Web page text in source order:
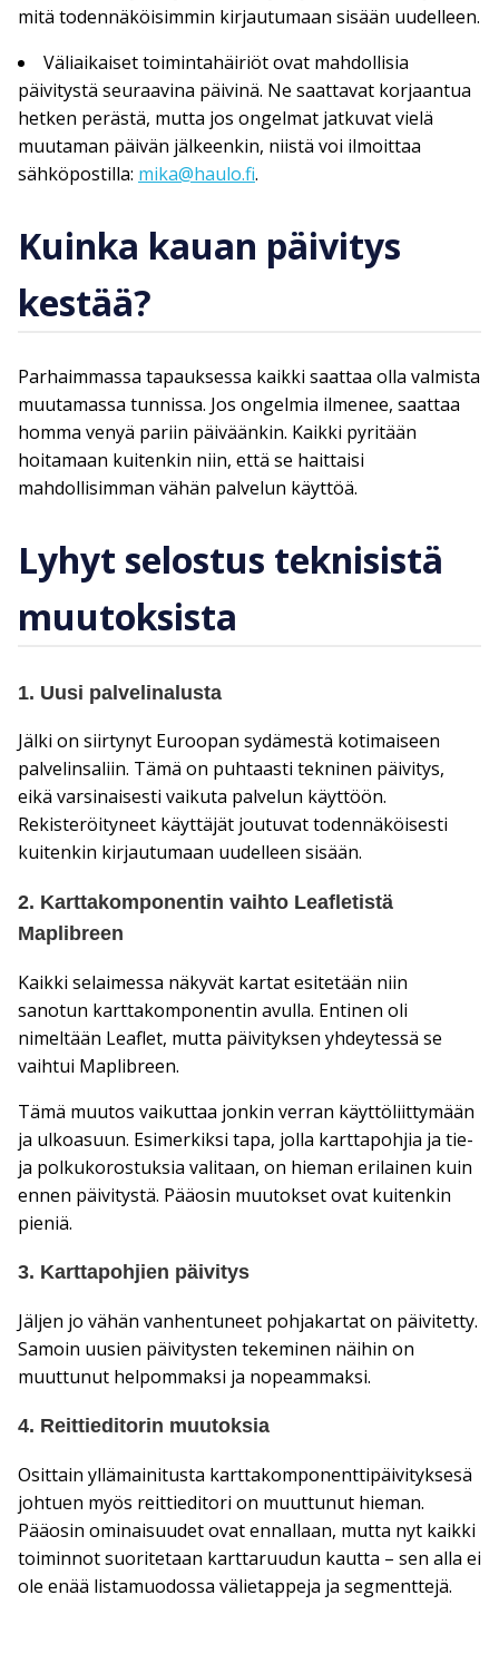
mitä todennäköisimmin kirjautumaan sisään uudelleen.
Väliaikaiset toimintahäiriöt ovat mahdollisia
päivitystä seuraavina päivinä. Ne saattavat korjaantua
hetken perästä, mutta jos ongelmat jatkuvat vielä
muutaman päivän jälkeenkin, niistä voi ilmoittaa
sähköpostilla: mika@haulo.fi.
Kuinka kauan päivitys
kestää?
Parhaimmassa tapauksessa kaikki saattaa olla valmista
muutamassa tunnissa. Jos ongelmia ilmenee, saattaa
homma venyä pariin päiväänkin. Kaikki pyritään
hoitamaan kuitenkin niin, että se haittaisi
mahdollisimman vähän palvelun käyttöä.
Lyhyt selostus teknisistä
muutoksista
1. Uusi palvelinalusta
Jälki on siirtynyt Euroopan sydämestä kotimaiseen
palvelinsaliin. Tämä on puhtaasti tekninen päivitys,
eikä varsinaisesti vaikuta palvelun käyttöön.
Rekisteröityneet käyttäjät joutuvat todennäköisesti
kuitenkin kirjautumaan uudelleen sisään.
2. Karttakomponentin vaihto Leafletistä
Maplibreen
Kaikki selaimessa näkyvät kartat esitetään niin
sanotun karttakomponentin avulla. Entinen oli
nimeltään Leaflet, mutta päivityksen yhdeytessä se
vaihtui Maplibreen.
Tämä muutos vaikuttaa jonkin verran käyttöliittymään
ja ulkoasuun. Esimerkiksi tapa, jolla karttapohjia ja tie-
ja polkukorostuksia valitaan, on hieman erilainen kuin
ennen päivitystä. Pääosin muutokset ovat kuitenkin
pieniä.
3. Karttapohjien päivitys
Jäljen jo vähän vanhentuneet pohjakartat on päivitetty.
Samoin uusien päivitysten tekeminen näihin on
muuttunut helpommaksi ja nopeammaksi.
4. Reittieditorin muutoksia
Osittain yllämainitusta karttakomponenttipäivityksesä
johtuen myös reittieditori on muuttunut hieman.
Pääosin ominaisuudet ovat ennallaan, mutta nyt kaikki
toiminnot suoritetaan karttaruudun kautta – sen alla ei
ole enää listamuodossa välietappeja ja segmenttejä.